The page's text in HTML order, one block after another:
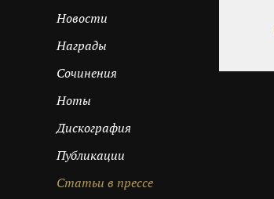
Новости
Награды
Сочинения
Ноты
Дискография
Публикации
Cтатьи в прессе